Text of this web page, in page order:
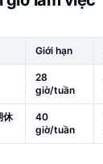
Giới hạn
28
giờ/tuần
休
40
giờ/tuần